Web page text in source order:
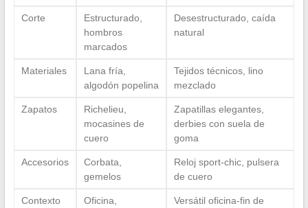
Corte
Estructurado,
hombros
marcados
Desestructurado, caída
natural
Materiales
Lana fría,
algodón popelina
Tejidos técnicos, lino
mezclado
Zapatos
Richelieu,
mocasines de
cuero
Zapatillas elegantes,
derbies con suela de
goma
Accesorios
Corbata,
gemelos
Reloj sport-chic, pulsera
de cuero
Contexto
Oficina,
Versátil oficina-fin de